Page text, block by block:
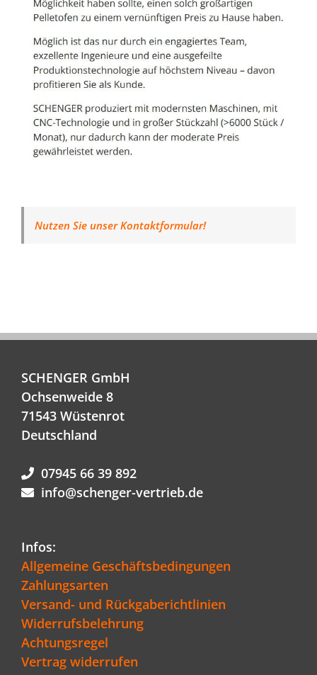
Nutzen Sie unser Kontaktformular!
SCHENGER GmbH
Ochsenweide 8
71543 Wüstenrot
Deutschland
07945 66 39 892
info@schenger-vertrieb.de
Infos:
Allgemeine Geschäftsbedingungen
Zahlungsarten
Versand- und Rückgaberichtlinien
Widerrufsbelehrung
Achtungsregel
Vertrag widerrufen